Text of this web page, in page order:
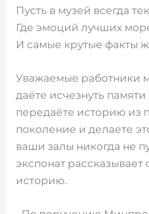
Пусть в музей всегда
Где эмоций лучших
И самые крутые факты
Уважаемые работники
даёте исчезнуть
передаёте историю из
поколение и делаете
ваши залы никогда не
экспонат
историю.